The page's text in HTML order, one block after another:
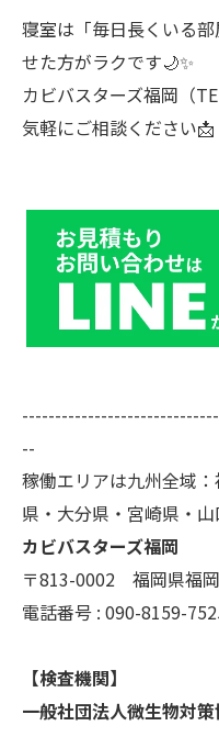
寝室は「毎日長くいる
せた方がラクです🌙✨
カビバスターズ福岡（
気軽にご相談ください📩
--
稼働エリアは九州全域
県・大分県・宮崎県・山
カビバスターズ福岡
〒813-0002 福岡県福
電話番号 : 090-8159-
【検査機関】
一般社団法人微生物対